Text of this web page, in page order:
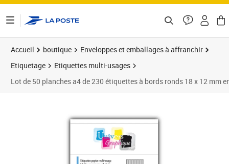
Accueil boutique
Enveloppes et emballages à affranchir
Etiquetage
Etiquettes multi-usages
Lot de 50 planches a4 de 230 étiquettes à bords ronds 18 x 12 mm